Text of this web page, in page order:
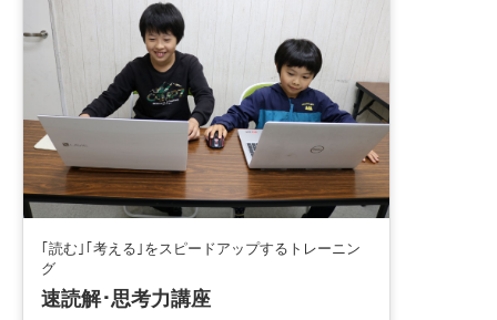
｢読む｣｢考える｣をスピードアップするトレーニン
グ
速読解･思考力講座